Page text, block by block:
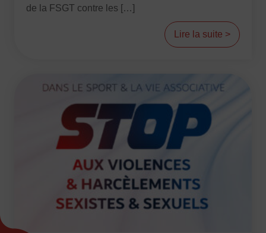
ORGANISME DE FORMATION
Certificat de qualification professionnelle ALS
Certificat de qualification professionnelle
INTERNATIONAL
Échanges internationaux
Coopération et solidarité internationales
Vivicittà
ACTUALITÉS
JE SOUHAITE M’AFFILIER
de la FSGT contre les […]
Lire la suite >